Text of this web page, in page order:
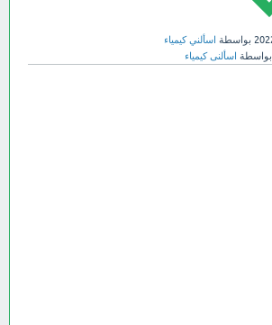
بواسطة اسألني كيمياء
بواسطة اسألنى كيمياء